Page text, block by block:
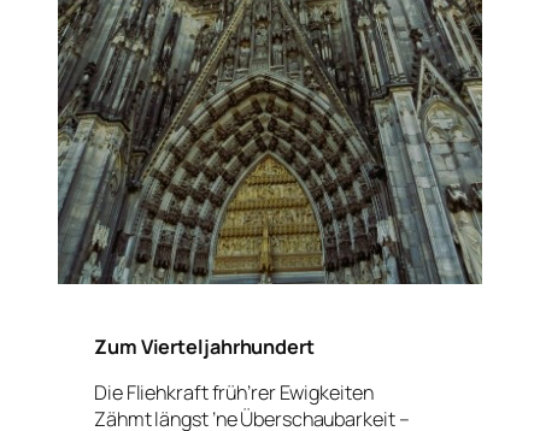
Zum Vierteljahrhundert
Die Fliehkraft früh’rer Ewigkeiten
Zähmt längst ’ne Überschaubarkeit –